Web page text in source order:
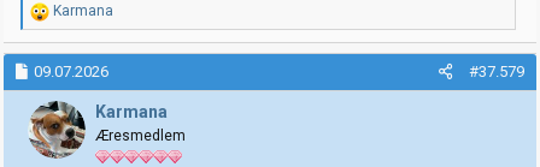
R
e
a
k
s
j
o
n
Karmana
09.07.2026 #37.579
Karmana
Æresmedlem